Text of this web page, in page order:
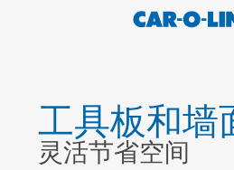
工具板和墙
灵活节省空间